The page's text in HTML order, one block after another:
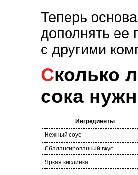
Теперь
дополнять ее
с другими
Сколько лимонного
сока
Ингредиенты
Нежный соус
Сбалансированный вкус
Яркая кислинка